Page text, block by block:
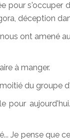
pour s'occuper
déception
ont amené
à manger.
du groupe
pour
Je pense que